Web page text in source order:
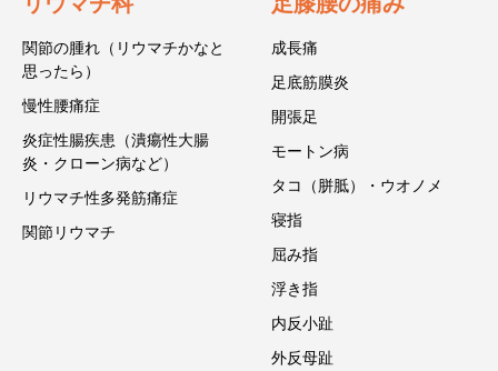
関節の腫れ（リウマチかなと
思ったら）
慢性腰痛症
炎症性腸疾患（潰瘍性大腸
炎・クローン病など）
リウマチ性多発筋痛症
関節リウマチ
成長痛
足底筋膜炎
開張足
モートン病
タコ（胼胝）・ウオノメ
寝指
屈み指
浮き指
内反小趾
外反母趾